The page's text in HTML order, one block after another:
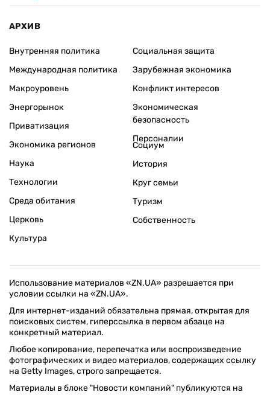
АРХИВ
Внутренняя политика
Международная политика
Макроуровень
Энергорынок
Приватизация
Экономика регионов
Социальная защита
Зарубежная экономика
Конфликт интересов
Экономическая
безопасность
Персоналии
Наука
Технологии
Среда обитания
Церковь
Культура
Социум
История
Круг семьи
Туризм
Собственность
Использование материалов «ZN.UA» разрешается при
условии ссылки на «ZN.UA».
Для интернет-изданий обязательна прямая, открытая для
поисковых систем, гиперссылка в первом абзаце на
конкретный материал.
Любое копирование, перепечатка или воспроизведение
фотографических и видео материалов, содержащих ссылку
на Getty Images, строго запрещается.
Материалы в блоке "Новости компаний" публикуются на